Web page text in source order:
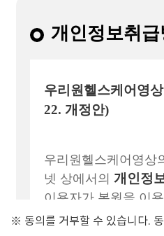
※ 동의를 거부할 수 있습니다.